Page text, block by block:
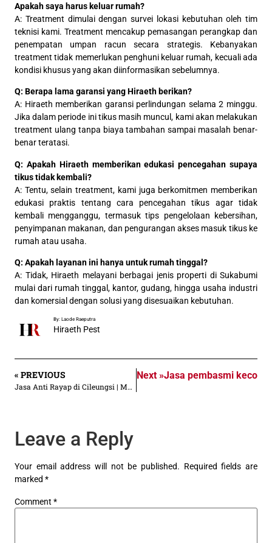
Apakah saya harus keluar rumah?
A: Treatment dimulai dengan survei lokasi kebutuhan oleh tim
teknisi kami. Treatment mencakup pemasangan perangkap dan
penempatan umpan racun secara strategis. Kebanyakan
treatment tidak memerlukan penghuni keluar rumah, kecuali ada
kondisi khusus yang akan diinformasikan sebelumnya.
Q: Berapa lama garansi yang Hiraeth berikan?
A: Hiraeth memberikan garansi perlindungan selama 2 minggu.
Jika dalam periode ini tikus masih muncul, kami akan melakukan
treatment ulang tanpa biaya tambahan sampai masalah benar-
benar teratasi.
Q: Apakah Hiraeth memberikan edukasi pencegahan supaya
tikus tidak kembali?
A: Tentu, selain treatment, kami juga berkomitmen memberikan
edukasi praktis tentang cara pencegahan tikus agar tidak
kembali mengganggu, termasuk tips pengelolaan kebersihan,
penyimpanan makanan, dan pengurangan akses masuk tikus ke
rumah atau usaha.
Q: Apakah layanan ini hanya untuk rumah tinggal?
A: Tidak, Hiraeth melayani berbagai jenis properti di Sukabumi
mulai dari rumah tinggal, kantor, gudang, hingga usaha industri
dan komersial dengan solusi yang disesuaikan kebutuhan.
By: Laode Raeputra
Hiraeth Pest
« PREVIOUS
Jasa Anti Rayap di Cileungsi | Mulai Rp 30.000/an m²
Next »Jasa pembasmi kecoa
Leave a Reply
Your email address will not be published. Required fields are
marked *
Comment *